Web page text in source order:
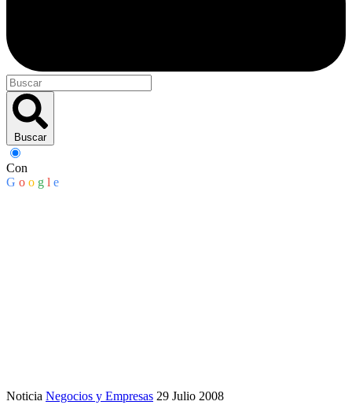
Buscar
Con
G o o g l e
Noticia Negocios y Empresas 29 Julio 2008